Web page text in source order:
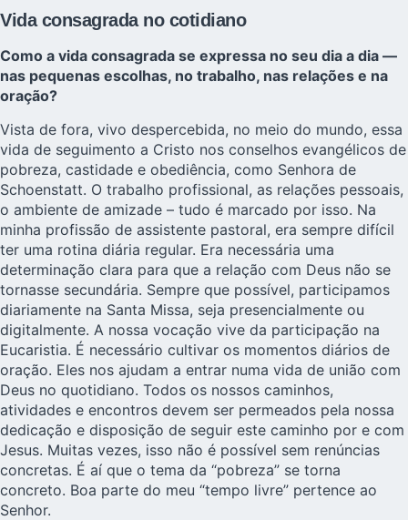
Vida consagrada no cotidiano
Como a vida consagrada se expressa no seu dia a dia —
nas pequenas escolhas, no trabalho, nas relações e na
oração?
Vista de fora, vivo despercebida, no meio do mundo, essa
vida de seguimento a Cristo nos conselhos evangélicos de
pobreza, castidade e obediência, como Senhora de
Schoenstatt. O trabalho profissional, as relações pessoais,
o ambiente de amizade – tudo é marcado por isso. Na
minha profissão de assistente pastoral, era sempre difícil
ter uma rotina diária regular. Era necessária uma
determinação clara para que a relação com Deus não se
tornasse secundária. Sempre que possível, participamos
diariamente na Santa Missa, seja presencialmente ou
digitalmente. A nossa vocação vive da participação na
Eucaristia. É necessário cultivar os momentos diários de
oração. Eles nos ajudam a entrar numa vida de união com
Deus no quotidiano. Todos os nossos caminhos,
atividades e encontros devem ser permeados pela nossa
dedicação e disposição de seguir este caminho por e com
Jesus. Muitas vezes, isso não é possível sem renúncias
concretas. É aí que o tema da “pobreza” se torna
concreto. Boa parte do meu “tempo livre” pertence ao
Senhor.